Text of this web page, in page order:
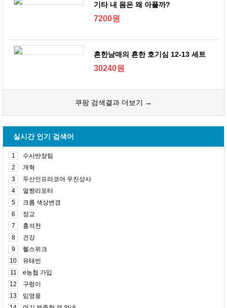
기타 내 몸은 왜 아플까?
7200원
흔한남매의 흔한 호기심 12-13 세트
30240원
쿠팡 검색결과 더보기 →
실시간 인기 검색어
1
수사반장팀
2
개혁
3
두산인프라코어 우진상사
4
얼짱리포터
5
크롬 색상변경
6
장교
7
홍석천
8
건강
9
헬스위크
10
유태빈
11
e농협 가입
12
구렁이
13
임영웅